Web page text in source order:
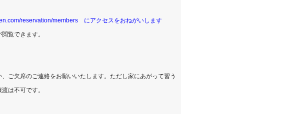
reservation/members にアクセスをおねがいします
覧できます。
ご欠席のご連絡をお願いいたします。ただし家にあがって習う
は不可です。